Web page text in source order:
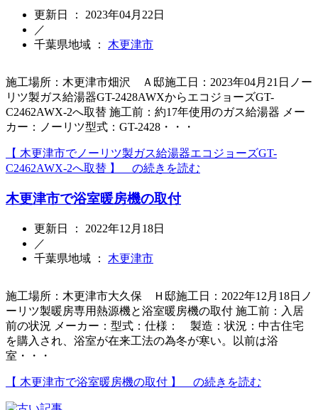
更新日 ： 2023年04月22日
／
千葉県地域 ： 木更津市
施工場所：木更津市畑沢 Ａ邸施工日：2023年04月21日ノー
リツ製ガス給湯器GT-2428AWXからエコジョーズGT-
C2462AWX-2へ取替 施工前：約17年使用のガス給湯器 メー
カー：ノーリツ型式：GT-2428・・・
【 木更津市でノーリツ製ガス給湯器エコジョーズGT-
C2462AWX-2へ取替 】 の続きを読む
木更津市で浴室暖房機の取付
更新日 ： 2022年12月18日
／
千葉県地域 ： 木更津市
施工場所：木更津市大久保 Ｈ邸施工日：2022年12月18日ノ
ーリツ製暖房専用熱源機と浴室暖房機の取付 施工前：入居
前の状況 メーカー：型式：仕様： 製造：状況：中古住宅
を購入され、浴室が在来工法の為冬が寒い。以前は浴
室・・・
【 木更津市で浴室暖房機の取付 】 の続きを読む